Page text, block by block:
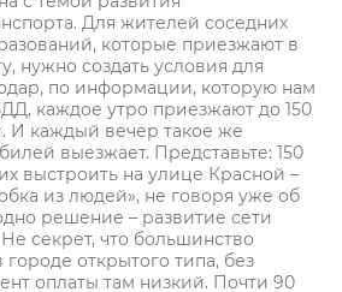
Для жителей соседних
которые приезжают в
нужно создать условия для
по информации, которую нам
каждое утро приезжают до 150
И каждый вечер такое же
выезжает. Представьте: 150
выстроить на улице Красной –
из людей», не говоря уже об
решение – развитие сети
секрет, что большинство
открытого типа, без
оплаты там низкий. Почти 90